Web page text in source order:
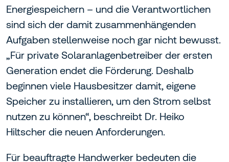
Energiespeichern – und die Verantwortlichen
sind sich der damit zusammenhängenden
Aufgaben stellenweise noch gar nicht bewusst.
„Für private Solaranlagenbetreiber der ersten
Generation endet die Förderung. Deshalb
beginnen viele Hausbesitzer damit, eigene
Speicher zu installieren, um den Strom selbst
nutzen zu können“, beschreibt Dr. Heiko
Hiltscher die neuen Anforderungen.
Für beauftragte Handwerker bedeuten die